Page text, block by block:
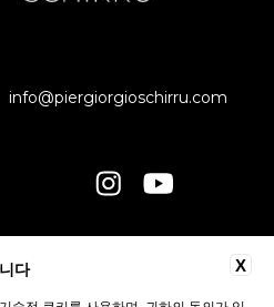
info@piergiorgioschirru.com
X
다